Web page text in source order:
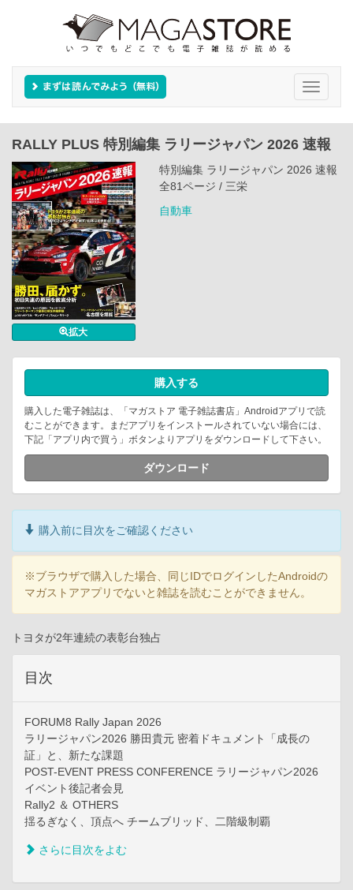
Toggle
RALLY PLUS 特別編集 ラリージャパン 2026 速報
拡大
特別編集 ラリージャパン 2026 速報
全81ページ / 三栄
自動車
購入する
購入した電子雑誌は、「マガストア 電子雑誌書店」Androidアプリで読
むことができます。まだアプリをインストールされていない場合には、
下記「アプリ内で買う」ボタンよりアプリをダウンロードして下さい。
ダウンロード
購入前に目次をご確認ください
※ブラウザで購入した場合、同じIDでログインしたAndroidの
マガストアアプリでないと雑誌を読むことができません。
トヨタが2年連続の表彰台独占
目次
FORUM8 Rally Japan 2026
ラリージャパン2026 勝田貴元 密着ドキュメント「成長の
証」と、新たな課題
POST-EVENT PRESS CONFERENCE ラリージャパン2026
イベント後記者会見
Rally2 ＆ OTHERS
揺るぎなく、頂点へ チームブリッド、二階級制覇
さらに目次をよむ